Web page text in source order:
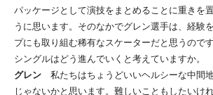
パッケージとして演技をまとめることに重きを
うに思います。そのなかでグレン選手は、経験
プにも取り組む稀有なスケーターだと思うので
シングルはどう進んでいくと考えていますか。
グレン 私たちはちょうどいいヘルシーな中間
じゃないかと思います。難しいこともしたいけ